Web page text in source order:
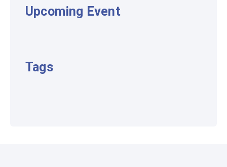
Upcoming Event
Tags